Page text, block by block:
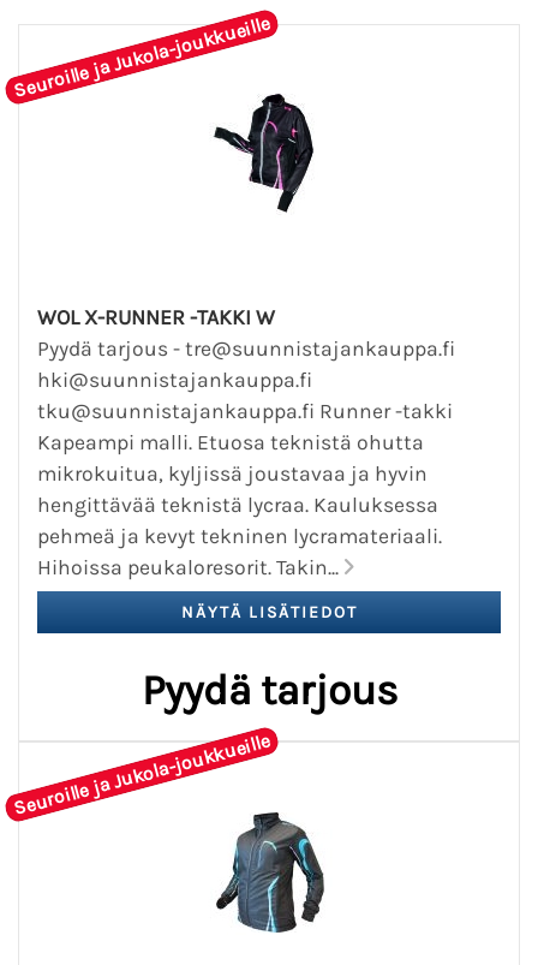
Seuroille ja Jukola-joukkueille
WOL X-RUNNER -TAKKI W
Pyydä tarjous - tre@suunnistajankauppa.fi
hki@suunnistajankauppa.fi
tku@suunnistajankauppa.fi Runner -takki
Kapeampi malli. Etuosa teknistä ohutta
mikrokuitua, kyljissä joustavaa ja hyvin
hengittävää teknistä lycraa. Kauluksessa
pehmeä ja kevyt tekninen lycramateriaali.
Hihoissa peukaloresorit. Takin...
Pyydä tarjous
Seuroille ja Jukola-joukkueille